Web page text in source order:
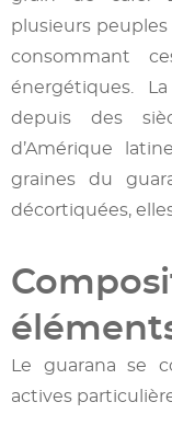
plusieurs
consommant
énergétiques.
depuis des
d’Amérique
graines du
décortiquées,
Le guarana se
actives